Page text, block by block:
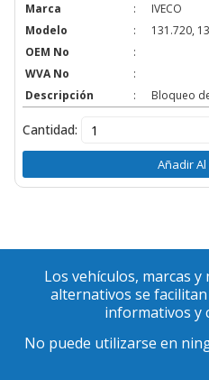
Marca
:
IVECO
Modelo
:
131.720,
OEM No
:
WVA No
:
Descripción
: Bloqueo
Cantidad:
Añadir
Los vehículos, marcas
alternativos se
informativos y
No puede utilizarse en